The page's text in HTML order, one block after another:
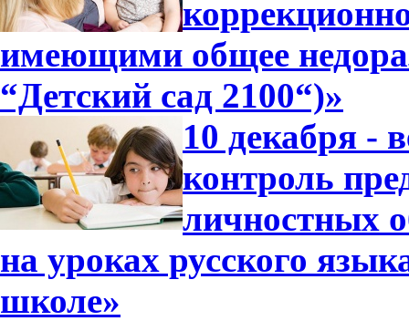
имеющими общее
“Детский сад 2100“)»
10 декабря -
контроль
личностных
на уроках русского
школе»